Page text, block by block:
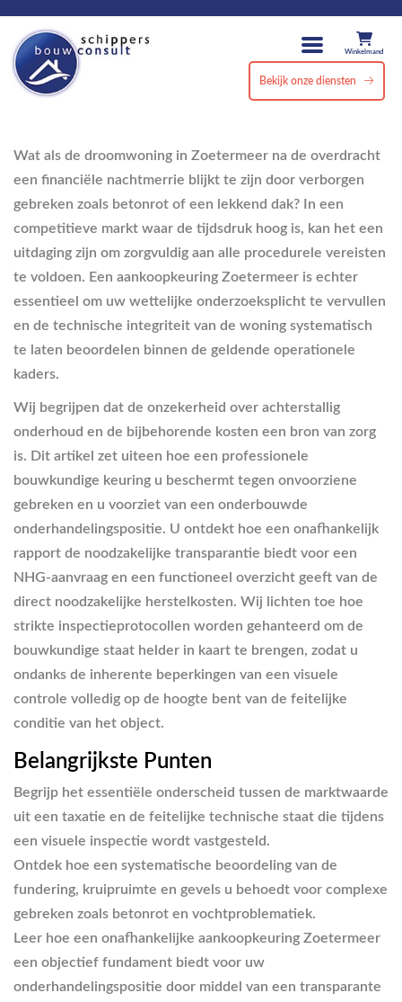
Winkelmand
Bekijk onze diensten
Wat als de droomwoning in Zoetermeer na de overdracht
een financiële nachtmerrie blijkt te zijn door verborgen
gebreken zoals betonrot of een lekkend dak? In een
competitieve markt waar de tijdsdruk hoog is, kan het een
uitdaging zijn om zorgvuldig aan alle procedurele vereisten
te voldoen. Een aankoopkeuring Zoetermeer is echter
essentieel om uw wettelijke onderzoeksplicht te vervullen
en de technische integriteit van de woning systematisch
te laten beoordelen binnen de geldende operationele
kaders.
Wij begrijpen dat de onzekerheid over achterstallig
onderhoud en de bijbehorende kosten een bron van zorg
is. Dit artikel zet uiteen hoe een professionele
bouwkundige keuring u beschermt tegen onvoorziene
gebreken en u voorziet van een onderbouwde
onderhandelingspositie. U ontdekt hoe een onafhankelijk
rapport de noodzakelijke transparantie biedt voor een
NHG-aanvraag en een functioneel overzicht geeft van de
direct noodzakelijke herstelkosten. Wij lichten toe hoe
strikte inspectieprotocollen worden gehanteerd om de
bouwkundige staat helder in kaart te brengen, zodat u
ondanks de inherente beperkingen van een visuele
controle volledig op de hoogte bent van de feitelijke
conditie van het object.
Belangrijkste Punten
Begrijp het essentiële onderscheid tussen de marktwaarde
uit een taxatie en de feitelijke technische staat die tijdens
een visuele inspectie wordt vastgesteld.
Ontdek hoe een systematische beoordeling van de
fundering, kruipruimte en gevels u behoedt voor complexe
gebreken zoals betonrot en vochtproblematiek.
Leer hoe een onafhankelijke aankoopkeuring Zoetermeer
een objectief fundament biedt voor uw
onderhandelingspositie door middel van een transparante